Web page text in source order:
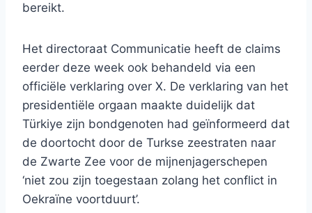
bereikt.
Het directoraat Communicatie heeft de claims
eerder deze week ook behandeld via een
officiële verklaring over X. De verklaring van het
presidentiële orgaan maakte duidelijk dat
Türkiye zijn bondgenoten had geïnformeerd dat
de doortocht door de Turkse zeestraten naar
de Zwarte Zee voor de mijnenjagerschepen
‘niet zou zijn toegestaan ​​zolang het conflict in
Oekraïne voortduurt’.